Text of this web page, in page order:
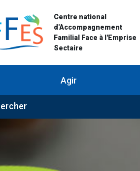
Centre national
d'Accompagnement
Familial Face à l'Emprise
Sectaire
Agir